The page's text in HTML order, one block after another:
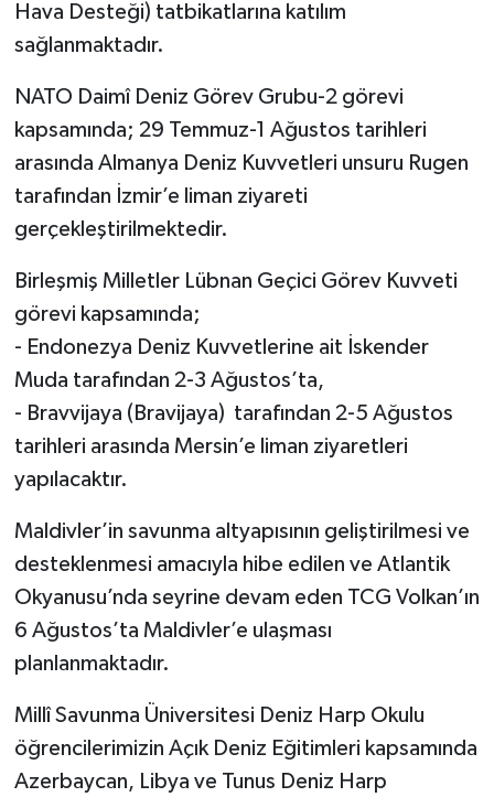
Hava Desteği) tatbikatlarına katılım
sağlanmaktadır.
NATO Daimî Deniz Görev Grubu-2 görevi
kapsamında; 29 Temmuz-1 Ağustos tarihleri
arasında Almanya Deniz Kuvvetleri unsuru Rugen
tarafından İzmir’e liman ziyareti
gerçekleştirilmektedir.
Birleşmiş Milletler Lübnan Geçici Görev Kuvveti
görevi kapsamında;
- Endonezya Deniz Kuvvetlerine ait İskender
Muda tarafından 2-3 Ağustos’ta,
- ⁠Bravvijaya (Bravijaya) tarafından 2-5 Ağustos
tarihleri arasında Mersin’e liman ziyaretleri
yapılacaktır.
Maldivler’in savunma altyapısının geliştirilmesi ve
desteklenmesi amacıyla hibe edilen ve Atlantik
Okyanusu’nda seyrine devam eden TCG Volkan’ın
6 Ağustos’ta Maldivler’e ulaşması
planlanmaktadır.
Millî Savunma Üniversitesi Deniz Harp Okulu
öğrencilerimizin Açık Deniz Eğitimleri kapsamında
Azerbaycan, Libya ve Tunus Deniz Harp